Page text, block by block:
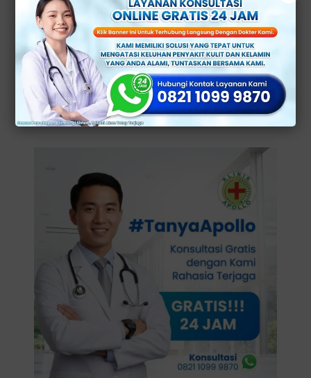
Banyak orang yang mencoba mengobati gonore
secara mandiri, dengan obat-obatan bebas atau
pengobatan alternatif yang belum terbukti efektif.
Hal ini bisa berisiko membuat bakteri menjadi lebih
resisten terhadap antibiotik, sehingga penyakit
akan lebih sulit terobati.